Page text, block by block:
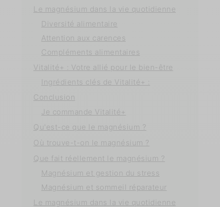
Le magnésium dans la vie quotidienne
Diversité alimentaire
Attention aux carences
Compléments alimentaires
Vitalité+ : Votre allié pour le bien-être
Ingrédients clés de Vitalité+ :
Conclusion
Je commande Vitalité+
Qu'est-ce que le magnésium ?
Où trouve-t-on le magnésium ?
Que fait réellement le magnésium ?
Magnésium et gestion du stress
Magnésium et sommeil réparateur
Le magnésium dans la vie quotidienne